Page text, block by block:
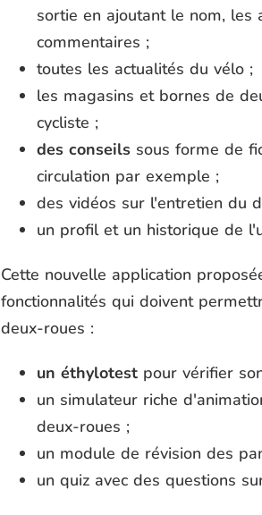
sortie en ajoutant le nom, les
commentaires ;
toutes les actualités du vélo ;
les magasins et bornes de
cycliste ;
des conseilssous forme de
circulation par exemple ;
des vidéos sur l'entretien du
un profil et un historique de
Cette nouvelle application
fonctionnalités qui doivent
deux-roues :
un éthylotestpour vérifier
un simulateur riche
deux-roues ;
un module de révision des
un quiz avec des questions